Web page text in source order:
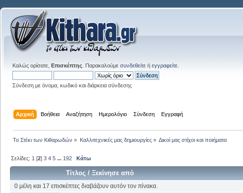
Καλώς ορίσατε, Επισκέπτης . Παρακαλούμε συνδεθείτε ή εγγραφείτε
Σύνδεση με όνομα, κωδικό και διάρκεια σύνδεσης
Αρχική Βοήθεια Αναζήτηση Ημερολόγιο Σύνδεση Εγγραφή
Το Στέκι των Κιθαρωδών » Καλλιτεχνικές μας δημιουργίες» Δικοί μας στίχοι και ποιήματα
Σελίδες: 1 [2]3 4 5 ... 192 Κάτω
Τίτλος /Ξεκίνησε από
0 μέλη και 17 επισκέπτες διαβάζουν αυτόν τον πίνακα.